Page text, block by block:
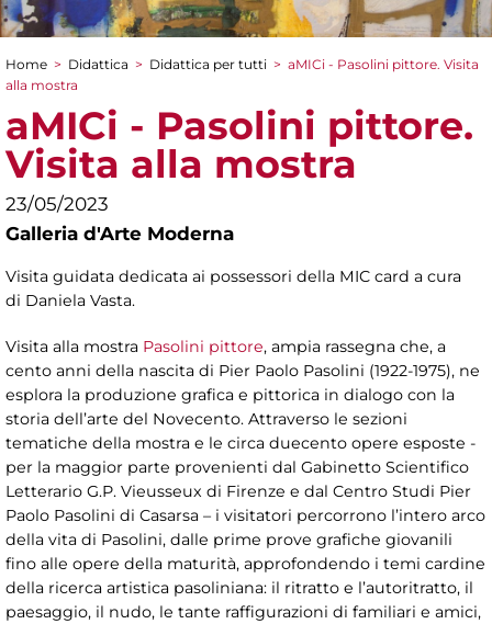
Tu sei qui
Home > Didattica > Didattica per tutti > aMICi - Pasolini pittore. Visita
alla mostra
aMICi - Pasolini pittore.
Visita alla mostra
23/05/2023
Galleria d'Arte Moderna
Visita guidata dedicata ai possessori della MIC card a cura
di Daniela Vasta.
Visita alla mostra Pasolini pittore, ampia rassegna che, a
cento anni della nascita di Pier Paolo Pasolini (1922-1975), ne
esplora la produzione grafica e pittorica in dialogo con la
storia dell’arte del Novecento. Attraverso le sezioni
tematiche della mostra e le circa duecento opere esposte -
per la maggior parte provenienti dal Gabinetto Scientifico
Letterario G.P. Vieusseux di Firenze e dal Centro Studi Pier
Paolo Pasolini di Casarsa – i visitatori percorrono l’intero arco
della vita di Pasolini, dalle prime prove grafiche giovanili
fino alle opere della maturità, approfondendo i temi cardine
della ricerca artistica pasoliniana: il ritratto e l’autoritratto, il
paesaggio, il nudo, le tante raffigurazioni di familiari e amici,